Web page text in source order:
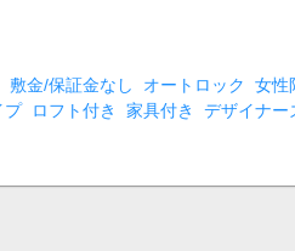
敷金/保証金なし オートロック 女性
プ ロフト付き 家具付き デザイナー